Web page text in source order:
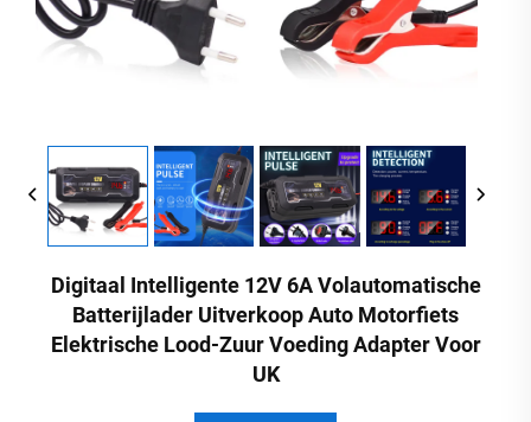
Digitaal Intelligente 12V 6A Volautomatische
Batterijlader Uitverkoop Auto Motorfiets
Elektrische Lood-Zuur Voeding Adapter Voor
UK